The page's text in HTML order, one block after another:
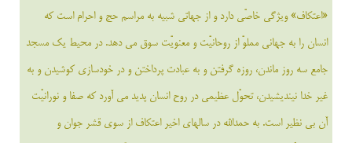
«اعتكاف» ويژگى خاصّى دارد و از جهاتى شبيه به مراسم حج و احرام است كه
انسان را به جهانى مملوّ از روحانيّت و معنويّت سوق مى دهد. در محيط يك مسجد
جامع سه روز ماندن، روزه گرفتن و به عبادت پرداختن و در خودسازى كوشيدن و به
غير خدا نينديشيدن، تحوّل عظيمى در روح انسان پديد مى آورد كه صفا و نورانيّت
آن بى نظير است. به حمدالله در سالهاى اخير اعتكاف از سوى قشر جوان و